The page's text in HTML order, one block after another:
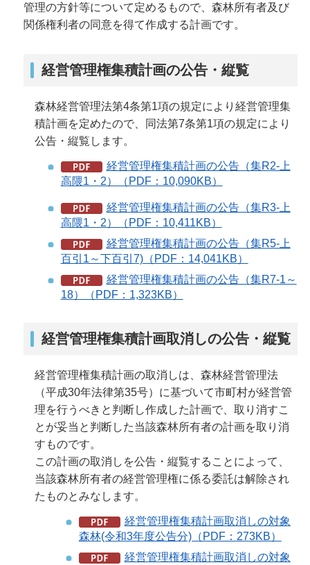
管理の方針等について定めるもので、森林所有者及び
関係権利者の同意を得て作成する計画です。
経営管理権集積計画の公告・縦覧
森林経営管理法第4条第1項の規定により経営管理集
積計画を定めたので、同法第7条第1項の規定により
公告・縦覧します。
経営管理権集積計画の公告（集R2-上
高隈1・2）（PDF：10,090KB）
経営管理権集積計画の公告（集R3-上
高隈1・2）（PDF：10,411KB）
経営管理権集積計画の公告（集R5-上
百引1～下百引7)（PDF：14,041KB）
経営管理権集積計画の公告（集R7-1～
18）（PDF：1,323KB）
経営管理権集積計画取消しの公告・縦覧
経営管理権集積計画の取消しは、森林経営管理法
（平成30年法律第35号）に基づいて市町村が経営管
理を行うべきと判断し作成した計画で、取り消すこ
とが妥当と判断した当該森林所有者の計画を取り消
すものです。
この計画の取消しを公告・縦覧することによって、
当該森林所有者の経営管理権に係る委託は解除され
たものとみなします。
経営管理権集積計画取消しの対象
森林(令和3年度公告分)（PDF：273KB）
経営管理権集積計画取消しの対象